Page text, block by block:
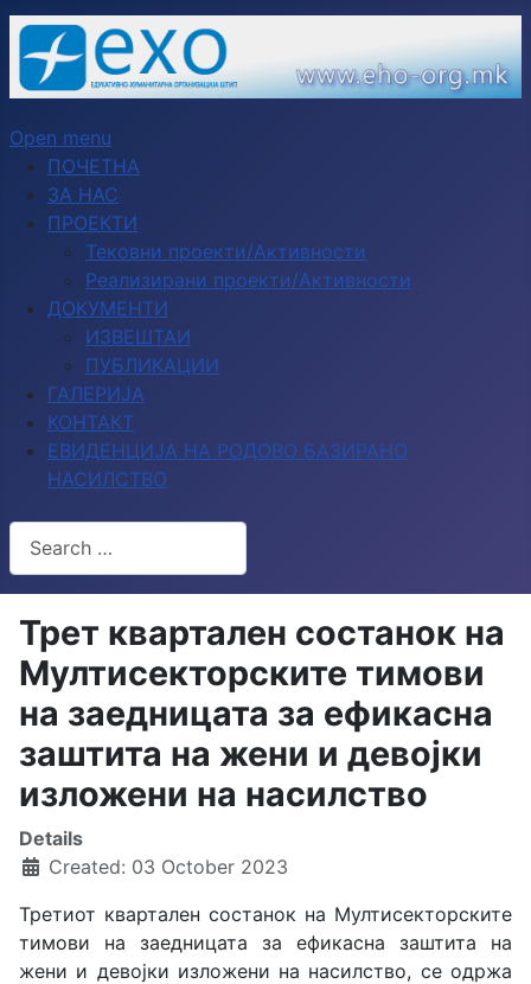
Open menu
ПОЧЕТНА
ЗА НАС
ПРОЕКТИ
Тековни проекти/Активности
Реализирани проекти/Активности
ДОКУМЕНТИ
ИЗВЕШТАИ
ПУБЛИКАЦИИ
ГАЛЕРИЈА
КОНТАКТ
ЕВИДЕНЦИЈА НА РОДОВО БАЗИРАНО
НАСИЛСТВО
Search
Type 2 or more characters for results.
Трет квартален состанок на
Мултисекторските тимови
на заедницата за ефикасна
заштита на жени и девојки
изложени на насилство
Details
Created: 03 October 2023
Третиот квартален состанок на Мултисекторските
тимови на заедницата за ефикасна заштита на
жени и девојки изложени на насилство, се одржа